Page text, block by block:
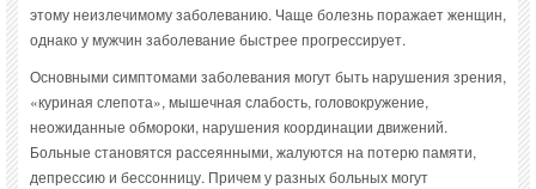
этому неизлечимому заболеванию. Чаще болезнь поражает женщин,
однако у мужчин заболевание быстрее прогрессирует.
Основными симптомами заболевания могут быть нарушения зрения,
«куриная слепота», мышечная слабость, головокружение,
неожиданные обмороки, нарушения координации движений.
Больные становятся рассеянными, жалуются на потерю памяти,
депрессию и бессонницу. Причем у разных больных могут